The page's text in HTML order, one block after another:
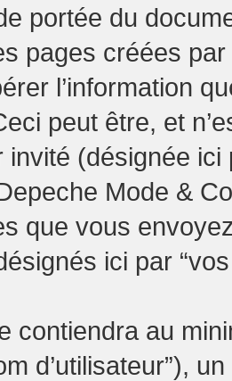
portée du
pages créées
l’information
peut être, et
invité (désignée
Mode &
que vous
ici par
contiendra au
d’utilisateur”),